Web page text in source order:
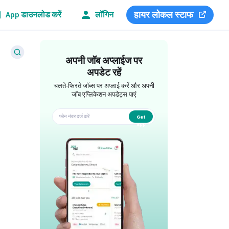
App डाउनलोड करें लॉगिन हायर लोकल स्टाफ
अपनी जॉब अप्लाईज पर
अपडेट रहें
चलते-फिरते जॉब्स पर अप्लाई करें और अपनी
जॉब एप्लिकेशन अपडेट्स पाएं
Get
app